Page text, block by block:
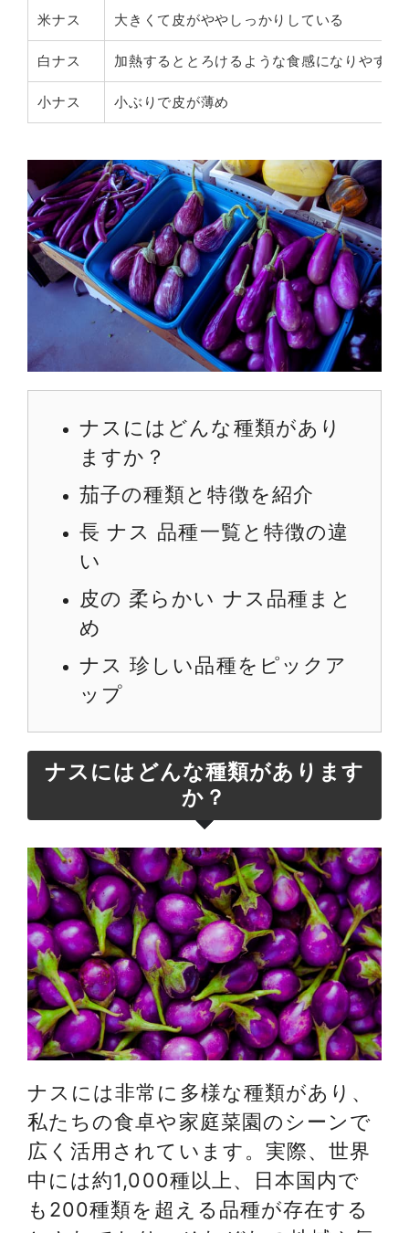
米ナス 大きくて皮がややしっかりしている
白ナス 加熱するととろけるような食感になりやすい
小ナス 小ぶりで皮が薄め
ナスにはどんな種類があり
ますか？
茄子の種類と特徴を紹介
長 ナス 品種一覧と特徴の違
い
皮の 柔らかい ナス品種まと
め
ナス 珍しい品種をピックア
ップ
ナスにはどんな種類があります
か？
ナスには非常に多様な種類があり、
私たちの食卓や家庭菜園のシーンで
広く活用されています。実際、世界
中には約1,000種以上、日本国内で
も200種類を超える品種が存在する